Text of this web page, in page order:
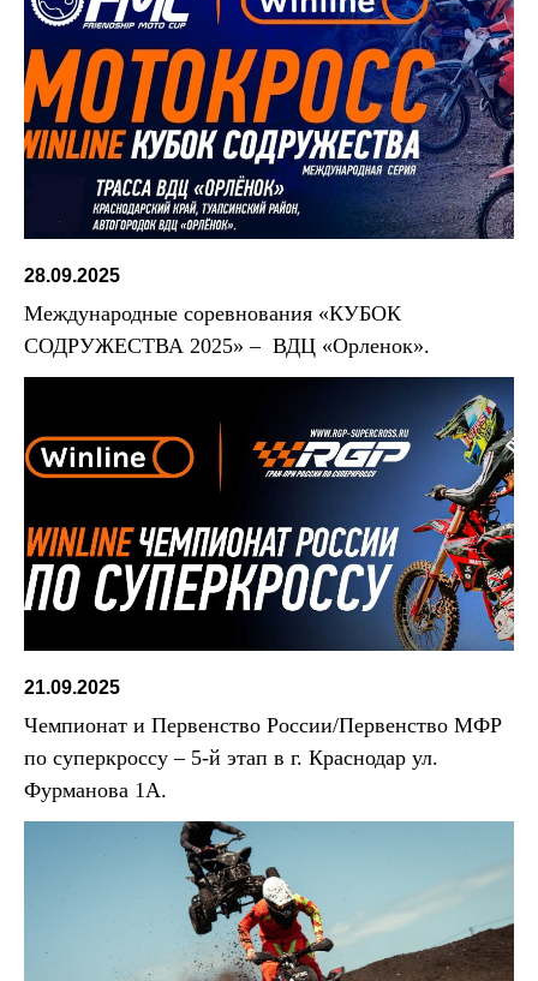
28.09.2025
Международные соревнования «КУБОК
СОДРУЖЕСТВА 2025» – ВДЦ «Орленок».
21.09.2025
Чемпионат и Первенство России/Первенство МФР
по суперкроссу – 5-й этап в г. Краснодар ул.
Фурманова 1А.